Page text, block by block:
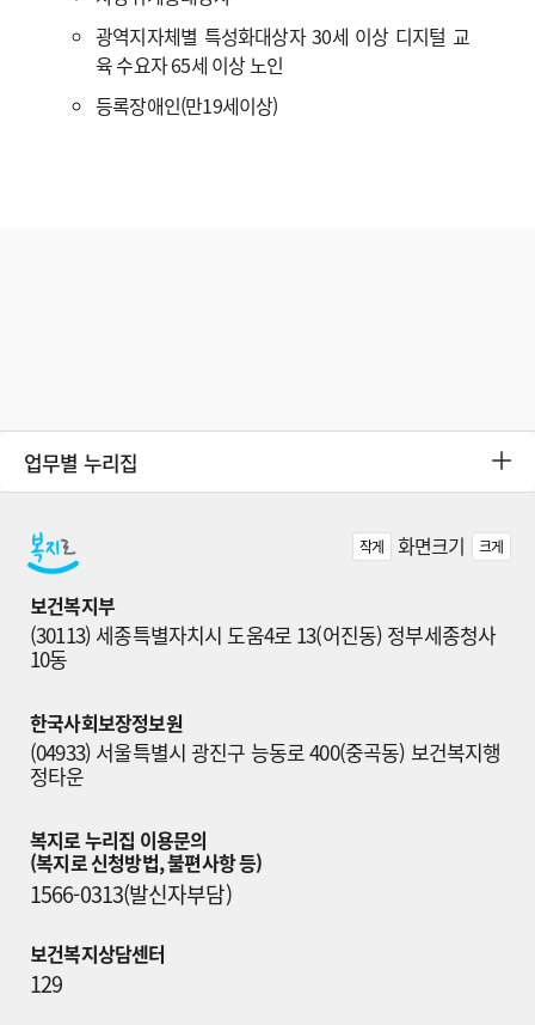
광역지자체별 특성화대상자 30세 이상 디지털 교
육 수요자 65세 이상 노인
등록장애인(만19세이상)
업무별 누리집
작게 화면크기 크게
보건복지부
(30113) 세종특별자치시 도움4로 13(어진동) 정부세종청사
10동
한국사회보장정보원
(04933) 서울특별시 광진구 능동로 400(중곡동) 보건복지행
정타운
복지로 누리집 이용문의
(복지로 신청방법, 불편사항 등)
1566-0313(발신자부담)
보건복지상담센터
129